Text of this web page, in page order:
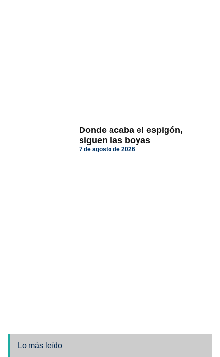
Donde acaba el espigón,
siguen las boyas
7 de agosto de 2026
Lo más leído